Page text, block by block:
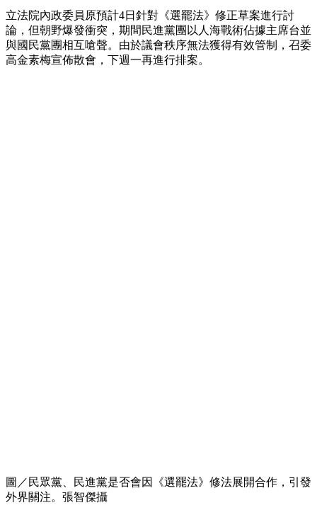
立法院內政委員原預計4日針對《選罷法》修正草案進行討
論，但朝野爆發衝突，期間民進黨團以人海戰術佔據主席台並
與國民黨團相互嗆聲。由於議會秩序無法獲得有效管制，召委
高金素梅宣佈散會，下週一再進行排案。
圖／民眾黨、民進黨是否會因《選罷法》修法展開合作，引發
外界關注。張智傑攝